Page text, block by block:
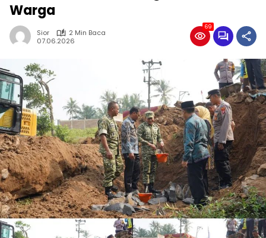
Warga
Sior
2 Min Baca
07.06.2026
69